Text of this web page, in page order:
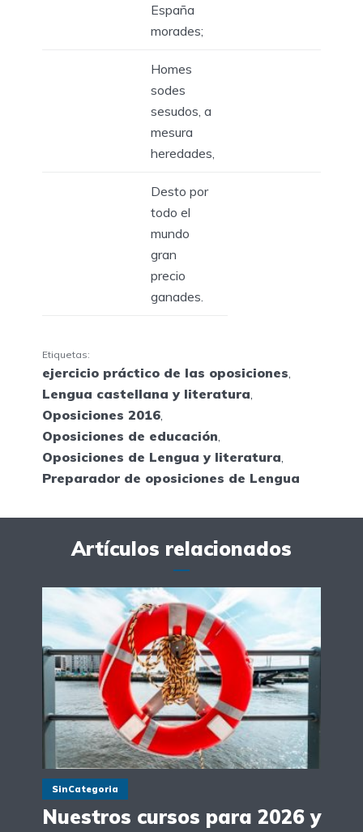
España
morades;
Homes
sodes
sesudos, a
mesura
heredades,
Desto por
todo el
mundo
gran
precio
ganades.
Etiquetas:
ejercicio práctico de las oposiciones,
Lengua castellana y literatura,
Oposiciones 2016,
Oposiciones de educación,
Oposiciones de Lengua y literatura,
Preparador de oposiciones de Lengua
Artículos relacionados
SinCategoria
Nuestros cursos para 2026 y